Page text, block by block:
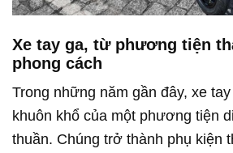
Xe tay ga, từ phương tiện
phong cách
Trong những năm gần đây, xe
khuôn khổ của một phương tiện
thuần. Chúng trở thành phụ kiện